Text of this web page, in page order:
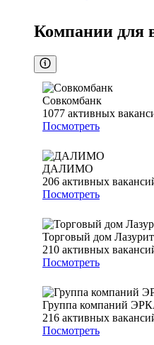
Компании для
Совкомбанк
1077 активных
Посмотреть
ДАЛИМО
206 активных
Посмотреть
Торговый дом Лазурит
210 активных
Посмотреть
Группа компаний
216 активных
Посмотреть